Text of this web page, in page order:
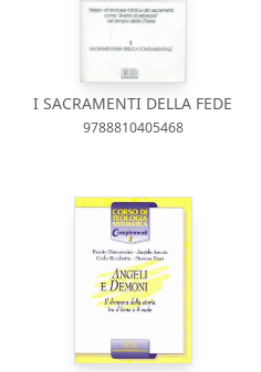
I SACRAMENTI DELLA FEDE
9788810405468